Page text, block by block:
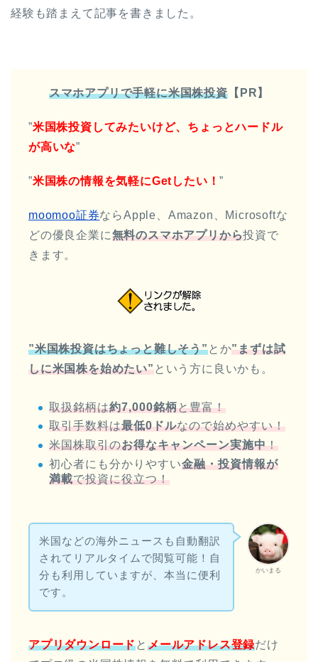
経験も踏まえて記事を書きました。
スマホアプリで手軽に米国株投資【PR】
”米国株投資してみたいけど、ちょっとハードル
が高いな”
”米国株の情報を気軽にGetしたい！”
moomoo証券ならApple、Amazon、Microsoftな
どの優良企業に無料のスマホアプリから投資で
きます。
”米国株投資はちょっと難しそう”とか”まずは試
しに米国株を始めたい”という方に良いかも。
取扱銘柄は約7,000銘柄と豊富！
取引手数料は最低0ドルなので始めやすい！
米国株取引のお得なキャンペーン実施中！
初心者にも分かりやすい金融・投資情報が
満載で投資に役立つ！
かいまる
米国などの海外ニュースも自動翻訳
されてリアルタイムで閲覧可能！自
分も利用していますが、本当に便利
です。
アプリダウンロードとメールアドレス登録だけ